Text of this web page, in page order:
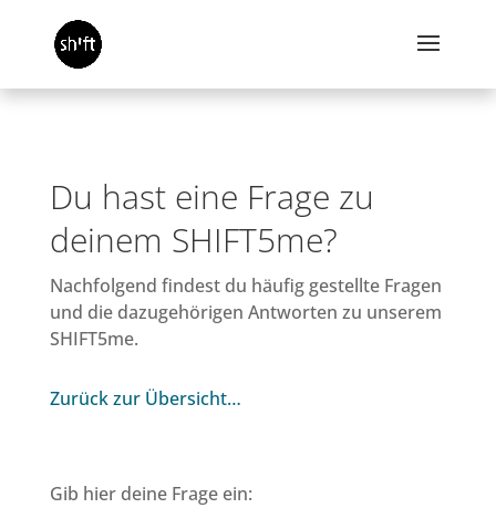
Du hast eine Frage zu
deinem SHIFT5me?
Nachfolgend findest du häufig gestellte Fragen
und die dazugehörigen Antworten zu unserem
SHIFT5me.
Zurück zur Übersicht…
Gib hier deine Frage ein: